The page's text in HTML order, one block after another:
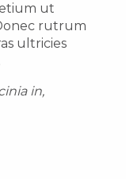
ut
rutrum
ultricies
in,